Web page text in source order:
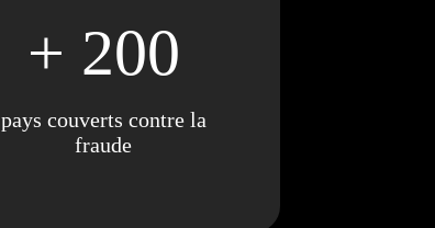
+ 200
pays couverts contre la
fraude